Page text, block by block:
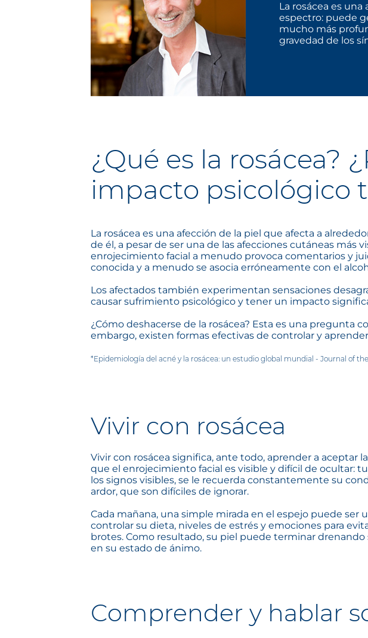
La rosácea es
espectro: puede
mucho más
gravedad de los
¿Qué es la rosácea?
impacto psicológico
La rosácea es una afección de la piel que afecta a
de él, a pesar de ser una de las afecciones cutáneas
enrojecimiento facial a menudo provoca comentarios y
conocida y a menudo se asocia erróneamente con el
Los afectados también experimentan sensaciones
causar sufrimiento psicológico y tener un impacto
¿Cómo deshacerse de la rosácea? Esta es una
embargo, existen formas efectivas de controlar y
*Epidemiología del acné y la rosácea: un estudio global mundial - Journal of
Vivir con rosácea
Vivir con rosácea significa, ante todo, aprender a aceptar
que el enrojecimiento facial es visible y difícil de ocultar:
los signos visibles, se le recuerda constantemente su
ardor, que son difíciles de ignorar.
Cada mañana, una simple mirada en el espejo puede
controlar su dieta, niveles de estrés y emociones para
brotes. Como resultado, su piel puede terminar
en su estado de ánimo.
Comprender y hablar